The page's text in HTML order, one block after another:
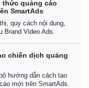
thức quảng cáo
SmartAds
quy cách nội dung,
Video Ads.
chiến dịch quảng
hướng dẫn cách tạo
mới trên SmartAds.